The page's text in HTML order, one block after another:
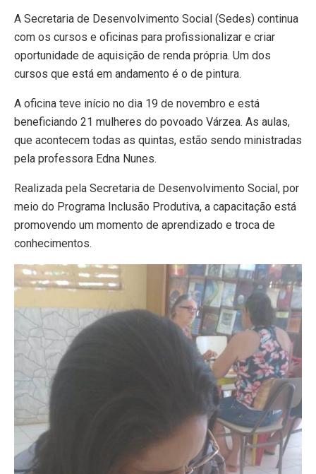
A Secretaria de Desenvolvimento Social (Sedes) continua
com os cursos e oficinas para profissionalizar e criar
oportunidade de aquisição de renda própria. Um dos
cursos que está em andamento é o de pintura.
A oficina teve início no dia 19 de novembro e está
beneficiando 21 mulheres do povoado Várzea. As aulas,
que acontecem todas as quintas, estão sendo ministradas
pela professora Edna Nunes.
Realizada pela Secretaria de Desenvolvimento Social, por
meio do Programa Inclusão Produtiva, a capacitação está
promovendo um momento de aprendizado e troca de
conhecimentos.